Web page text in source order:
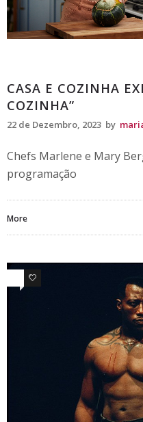
CASA E COZINHA
COZINHA”
22 de Dezembro, 2023 by
Chefs Marlene e Mary
programação
More
0